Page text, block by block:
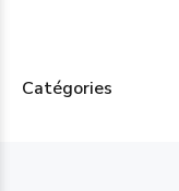
Catégories